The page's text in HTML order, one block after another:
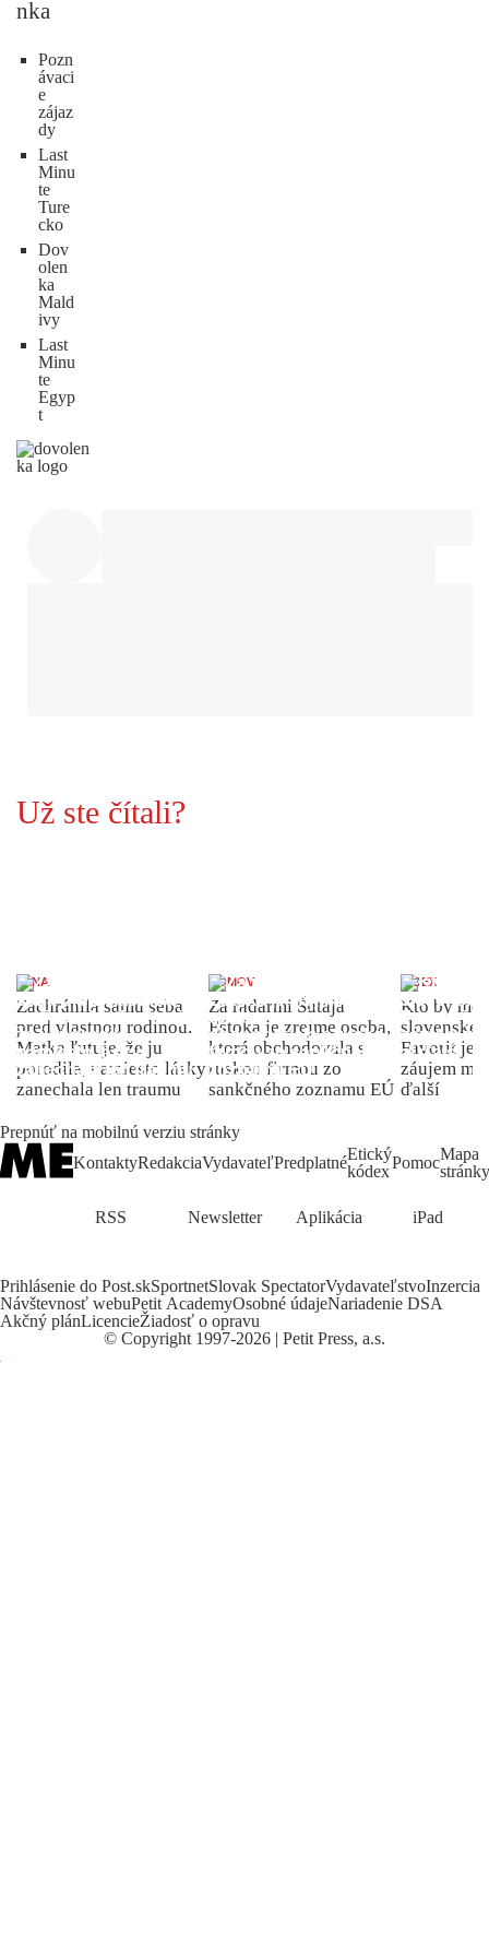
nka
Pozn
ávaci
e
zájaz
dy
Last
Minu
te
Ture
cko
Dov
olen
ka
Mald
ivy
Last
Minu
te
Egyp
t
Už ste čítali?
ŽENA
Zachránila samu seba
pred vlastnou rodinou.
Matka ľutuje, že ju
porodila, namiesto lásky
zanechala len traumu
DOMOV
Za radarmi Šutaja
Eštoka je zrejme osoba,
ktorá obchodovala s
ruskou firmou zo
sankčného zoznamu EÚ
INDEX
Kto by
slovenské
Favorit je
záujem
ďalší
Prepnúť na mobilnú verziu stránky
KontaktyRedakciaVydavateľPredplatnéEtický
kódexPomocMapa
stránky
RSS Newsletter Aplikácia iPad
Prihlásenie do Post.skSportnetSlovak SpectatorVydavateľstvoInzercia
Návštevnosť webuPetit AcademyOsobné údajeNariadenie DSA
Akčný plánLicencieŽiadosť o opravu
© Copyright 1997-2026 | Petit Press, a.s.